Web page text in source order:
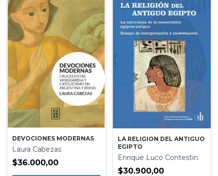
DEVOCIONES MODERNAS
Laura Cabezas
$36.000,00
LA RELIGION DEL ANTIGUO
EGIPTO
Enrique Luco Contestin
$30.900,00